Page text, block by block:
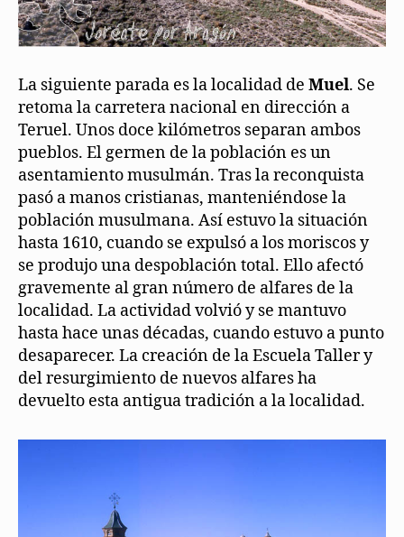
La siguiente parada es la localidad de Muel. Se
retoma la carretera nacional en dirección a
Teruel. Unos doce kilómetros separan ambos
pueblos. El germen de la población es un
asentamiento musulmán. Tras la reconquista
pasó a manos cristianas, manteniéndose la
población musulmana. Así estuvo la situación
hasta 1610, cuando se expulsó a los moriscos y
se produjo una despoblación total. Ello afectó
gravemente al gran número de alfares de la
localidad. La actividad volvió y se mantuvo
hasta hace unas décadas, cuando estuvo a punto
desaparecer. La creación de la Escuela Taller y
del resurgimiento de nuevos alfares ha
devuelto esta antigua tradición a la localidad.